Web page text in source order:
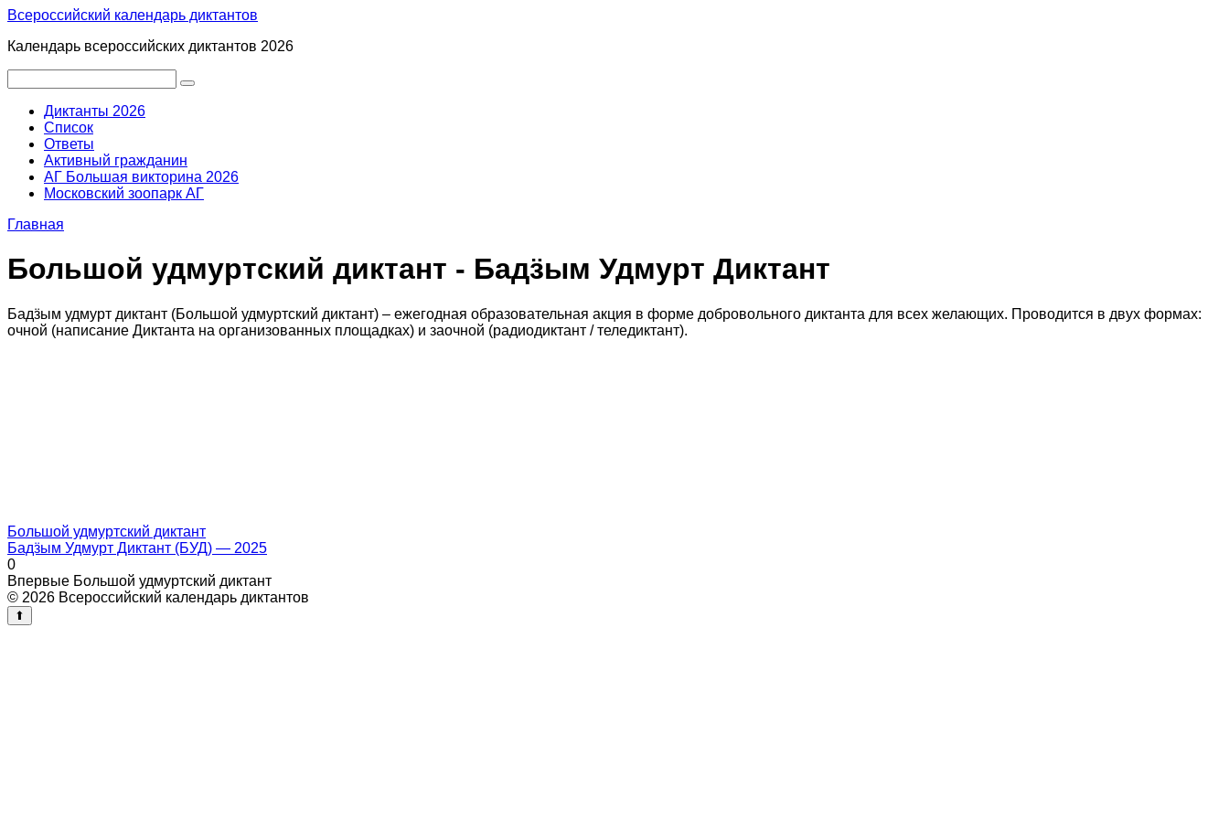
Перейти
контенту
Всероссийский календарь диктантов
Календарь всероссийских диктантов 2026
Диктанты 2026
Список
Ответы
Активный гражданин
АГ Большая викторина 2026
Московский зоопарк АГ
Главная
Большой удмуртский диктант - Бадӟым Удмурт Диктант
Бадӟым удмурт диктант (Большой удмуртский диктант) – ежегодная образовательная акция в форме добровольного диктанта для всех желающих. Проводится в двух формах:
очной (написание Диктанта на организованных площадках) и заочной (радиодиктант / теледиктант).
Большой удмуртский диктант
Бадӟым Удмурт Диктант (БУД) — 2025
0
Впервые Большой удмуртский диктант
© 2026 Всероссийский календарь диктантов